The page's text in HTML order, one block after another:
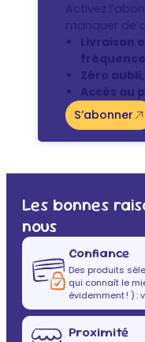
Activez
manquer de
Livraison
Zéro
Accès au
S’abonner
Les bonnes
nous
Confiance
Des produits
qui connaît le
évidemment ! ) :
Proximité